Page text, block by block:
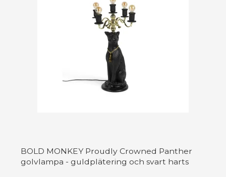
BOLD MONKEY Proudly Crowned Panther
golvlampa - guldplätering och svart harts